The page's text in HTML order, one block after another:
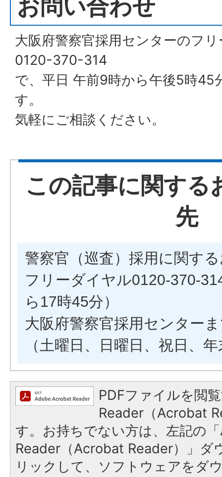
お問い合わせ
大阪府警察官採用センターのフ
0120-370-314
で、平日 午前9時から午後5時45
す。
気軽にご相談ください。
この記事に関する
先
警察官（巡査）採用に関す
フリーダイヤル0120-370-
ら17時45分）
大阪府警察官採用センター
（土曜日、日曜日、祝日、
PDFファイルを閲
Reader（Acrobat
す。お持ちでない方は、左記の
Reader（Acrobat Reader）」ダ
リックして、ソフトウェアをダ